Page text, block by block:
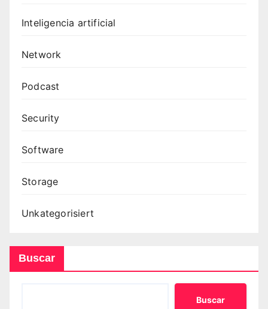
Inteligencia artificial
Network
Podcast
Security
Software
Storage
Unkategorisiert
Buscar
Buscar